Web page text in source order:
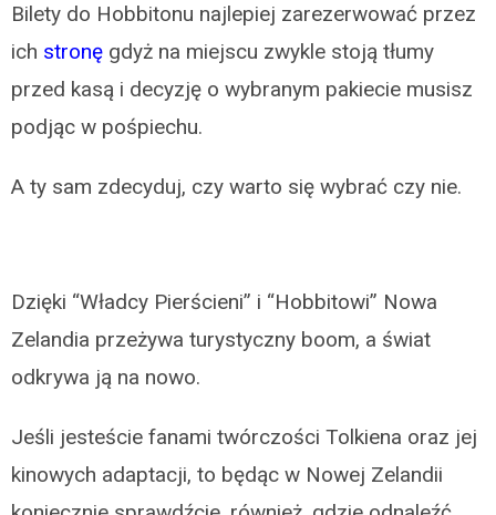
Bilety do Hobbitonu najlepiej zarezerwować przez
ich stronę gdyż na miejscu zwykle stoją tłumy
przed kasą i decyzję o wybranym pakiecie musisz
podjąc w pośpiechu.
A ty sam zdecyduj, czy warto się wybrać czy nie.
Dzięki “Władcy Pierścieni” i “Hobbitowi” Nowa
Zelandia przeżywa turystyczny boom, a świat
odkrywa ją na nowo.
Jeśli jesteście fanami twórczości Tolkiena oraz jej
kinowych adaptacji, to będąc w Nowej Zelandii